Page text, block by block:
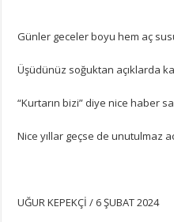
Günler geceler boyu hem aç
Üşüdünüz soğuktan açıklarda
“Kurtarın bizi” diye nice haber
Nice yıllar geçse de unutulmaz
UĞUR KEPEKÇİ / 6 ŞUBAT 2024